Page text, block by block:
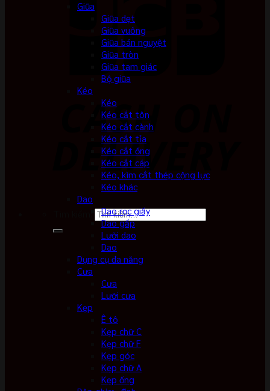
Giũa
Giũa dẹt
Giũa vuông
Giũa bán nguyệt
Giũa tròn
Giũa tam giác
Bộ giũa
Kéo
Kéo
Kéo cắt tôn
Kéo cắt cành
Kéo cắt tỉa
Kéo cắt ống
Kéo cắt cáp
Kéo, kìm cắt thép cộng lực
Kéo khác
Dao
Dao rọc giấy
Dao gấp
Lưỡi dao
Dao
Dụng cụ đa năng
Cưa
Cưa
Lưỡi cưa
Kẹp
Ê tô
Kẹp chữ C
Kẹp chữ F
Kẹp góc
Kẹp chữ A
Kẹp ống